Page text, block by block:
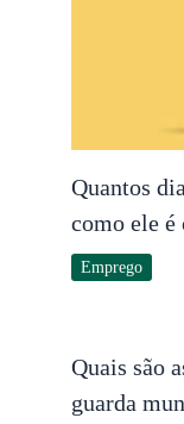
Quantos
como ele é
Emprego
Quais são
guarda